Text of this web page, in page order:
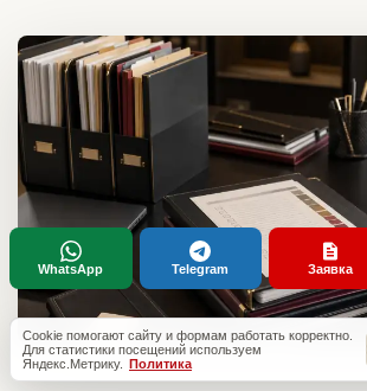
Cookie помогают сайту и формам работать корректно.
Для статистики посещений используем
Яндекс.Метрику. Политика
WhatsApp Telegram Заявка